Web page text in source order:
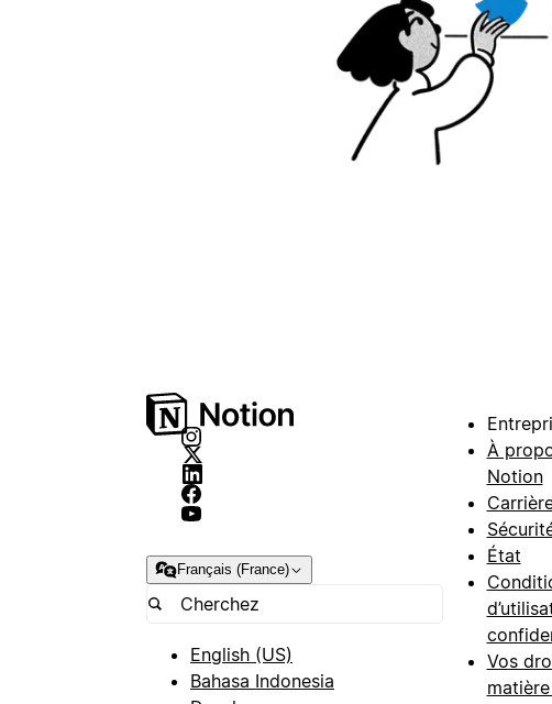
Français (France)
English (US)
Bahasa Indonesia
À
Notion
État
Vos